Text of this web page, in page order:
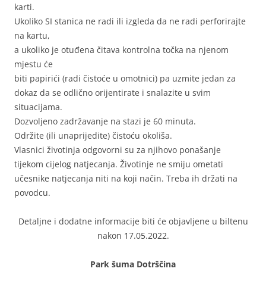
karti.
Ukoliko SI stanica ne radi ili izgleda da ne radi perforirajte
na kartu,
a ukoliko je otuđena čitava kontrolna točka na njenom
mjestu će
biti papirići (radi čistoće u omotnici) pa uzmite jedan za
dokaz da se odlično orijentirate i snalazite u svim
situacijama.
Dozvoljeno zadržavanje na stazi je 60 minuta.
Održite (ili unaprijedite) čistoću okoliša.
Vlasnici životinja odgovorni su za njihovo ponašanje
tijekom cijelog natjecanja. Životinje ne smiju ometati
učesnike natjecanja niti na koji način. Treba ih držati na
povodcu.
Detaljne i dodatne informacije biti će objavljene u biltenu
nakon 17.05.2022.
Park šuma Dotrščina